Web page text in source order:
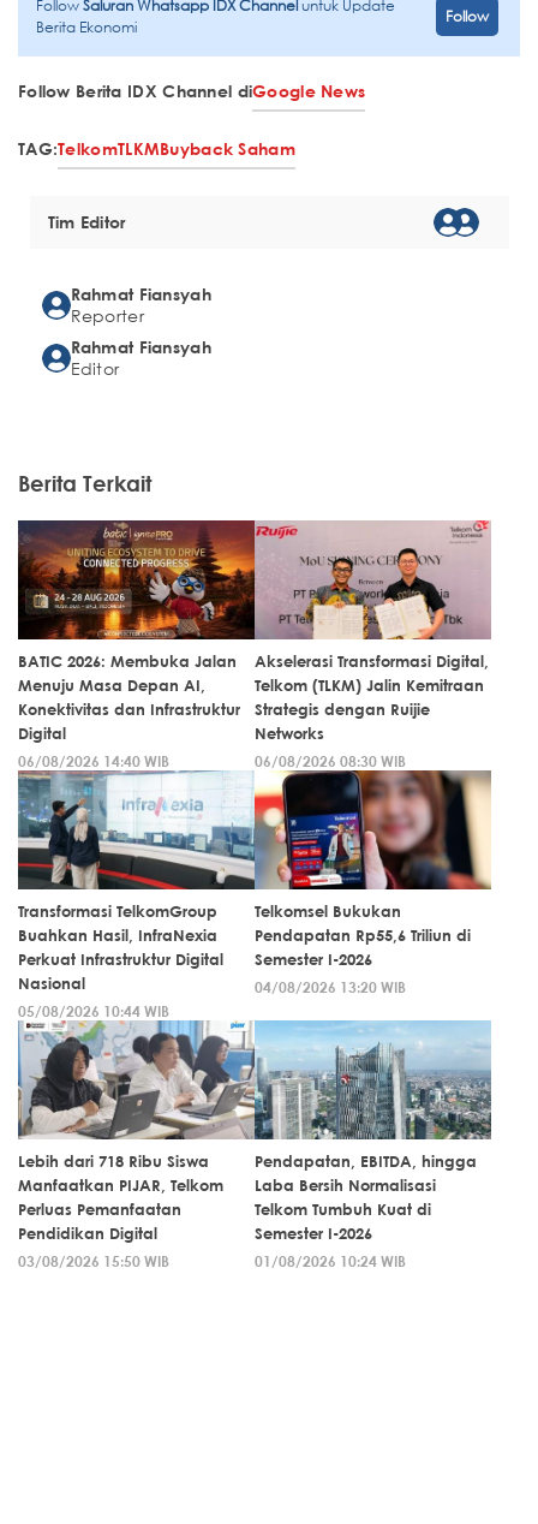
FollowSaluran Whatsapp IDX Channel untuk Update
Berita Ekonomi
Follow
Follow Berita IDX Channel diGoogle News
TAG:TelkomTLKMBuyback Saham
Tim Editor
Rahmat Fiansyah
Reporter
Rahmat Fiansyah
Editor
Berita Terkait
BATIC 2026: Membuka Jalan
Menuju Masa Depan AI,
Konektivitas dan Infrastruktur
Digital
06/08/2026 14:40 WIB
Akselerasi Transformasi Digital,
Telkom (TLKM) Jalin Kemitraan
Strategis dengan Ruijie
Networks
06/08/2026 08:30 WIB
Transformasi TelkomGroup
Buahkan Hasil, InfraNexia
Perkuat Infrastruktur Digital
Nasional
05/08/2026 10:44 WIB
Telkomsel Bukukan
Pendapatan Rp55,6 Triliun di
Semester I-2026
04/08/2026 13:20 WIB
Lebih dari 718 Ribu Siswa
Manfaatkan PIJAR, Telkom
Perluas Pemanfaatan
Pendidikan Digital
03/08/2026 15:50 WIB
Pendapatan, EBITDA, hingga
Laba Bersih Normalisasi
Telkom Tumbuh Kuat di
Semester I-2026
01/08/2026 10:24 WIB